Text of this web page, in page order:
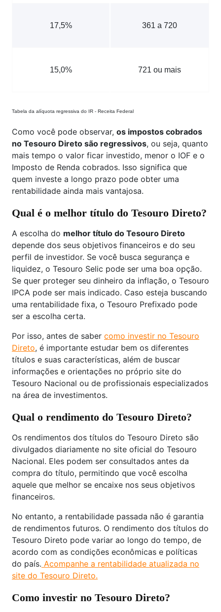
17,5% 361 a 720
15,0% 721 ou mais
Tabela da alíquota regressiva do IR - Receita Federal
Como você pode observar, os impostos cobrados
no Tesouro Direto são regressivos, ou seja, quanto
mais tempo o valor ficar investido, menor o IOF e o
Imposto de Renda cobrados. Isso significa que
quem investe a longo prazo pode obter uma
rentabilidade ainda mais vantajosa.
Qual é o melhor título do Tesouro Direto?
A escolha do melhor título do Tesouro Direto
depende dos seus objetivos financeiros e do seu
perfil de investidor. Se você busca segurança e
liquidez, o Tesouro Selic pode ser uma boa opção.
Se quer proteger seu dinheiro da inflação, o Tesouro
IPCA pode ser mais indicado. Caso esteja buscando
uma rentabilidade fixa, o Tesouro Prefixado pode
ser a escolha certa.
Por isso, antes de saber como investir no Tesouro
Direto, é importante estudar bem os diferentes
títulos e suas características, além de buscar
informações e orientações no próprio site do
Tesouro Nacional ou de profissionais especializados
na área de investimentos.
Qual o rendimento do Tesouro Direto?
Os rendimentos dos títulos do Tesouro Direto são
divulgados diariamente no site oficial do Tesouro
Nacional. Eles podem ser consultados antes da
compra do título, permitindo que você escolha
aquele que melhor se encaixe nos seus objetivos
financeiros.
No entanto, a rentabilidade passada não é garantia
de rendimentos futuros. O rendimento dos títulos do
Tesouro Direto pode variar ao longo do tempo, de
acordo com as condições econômicas e políticas
do país. Acompanhe a rentabilidade atualizada no
site do Tesouro Direto.
Como investir no Tesouro Direto?